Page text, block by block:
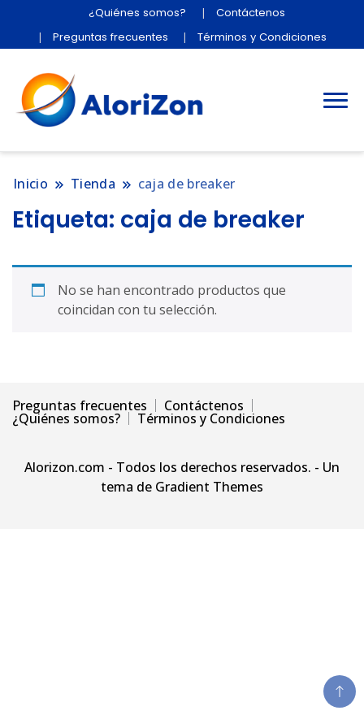
¿Quiénes somos?
Contáctenos
Preguntas frecuentes
Términos y Condiciones
Inicio Tienda caja de breaker
Etiqueta: caja de breaker
No se han encontrado productos que
coincidan con tu selección.
Preguntas frecuentes Contáctenos
¿Quiénes somos? Términos y Condiciones
Alorizon.com - Todos los derechos reservados. - Un
tema de Gradient Themes